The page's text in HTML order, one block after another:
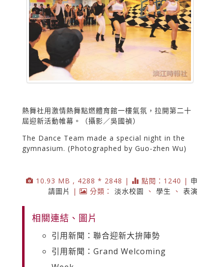
熱舞社用激情熱舞點燃體育館一樓氣氛，拉開第二十
屆迎新活動帷幕。（攝影／吳國禎）
The Dance Team made a special night in the
gymnasium. (Photographed by Guo-zhen Wu)
10.93 MB , 4288 * 2848 | 點閱：1240 | 申
請圖片
| 分類： 淡水校園 、 學生 、 表演
相關連結、圖片
引用新聞：聯合迎新大拚陣勢
引用新聞：Grand Welcoming